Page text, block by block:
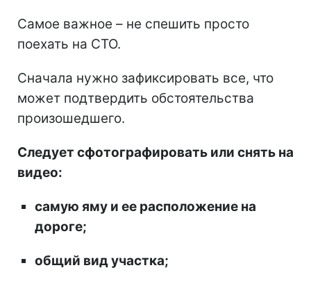
Самое важное – не спешить просто
поехать на СТО.
Сначала нужно зафиксировать все, что
может подтвердить обстоятельства
произошедшего.
Следует сфотографировать или снять на
видео:
самую яму и ее расположение на
дороге;
общий вид участка;